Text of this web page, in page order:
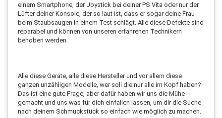
einem Smartphone, der Joystick bei deiner PS Vita oder nur der
Lüfter deiner Konsole, der so laut ist, dass er sogar deine Frau
beim Staubsaugen in einem Test schlägt. Alle diese Defekte sind
reparabel und können von unseren erfahrenen Technikern
behoben werden.
Alle diese Geräte, alle diese Hersteller und vor allem diese
ganzen unzähligen Modelle, wer soll die nur alle im Kopf haben?
Das ist eine gute Frage, aber dafür haben wir uns die Mühe
gemacht und uns was für dich einfallen lassen, um dir die Suche
nach deinem Schmuckstück so einfach wie möglich zu machen.